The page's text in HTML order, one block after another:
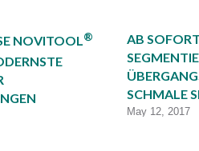
NOVITOOL®
AB
SCHMALE
May 12, 2017